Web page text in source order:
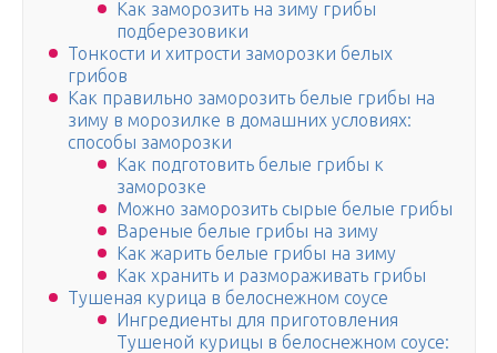
Как заморозить на зиму грибы
подберезовики
Тонкости и хитрости заморозки белых
грибов
Как правильно заморозить белые грибы на
зиму в морозилке в домашних условиях:
способы заморозки
Как подготовить белые грибы к
заморозке
Можно заморозить сырые белые грибы
Вареные белые грибы на зиму
Как жарить белые грибы на зиму
Как хранить и размораживать грибы
Тушеная курица в белоснежном соусе
Ингредиенты для приготовления
Тушеной курицы в белоснежном соусе: